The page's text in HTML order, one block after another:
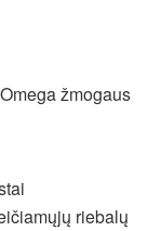
žmogaus
riebalų